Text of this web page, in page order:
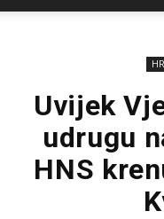
Uvijek
udrugu
HNS